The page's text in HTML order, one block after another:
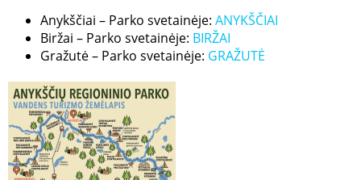
Anykščiai – Parko svetainėje: ANYKŠČIAI
Biržai – Parko svetainėje: BIRŽAI
Gražutė – Parko svetainėje: GRAŽUTĖ